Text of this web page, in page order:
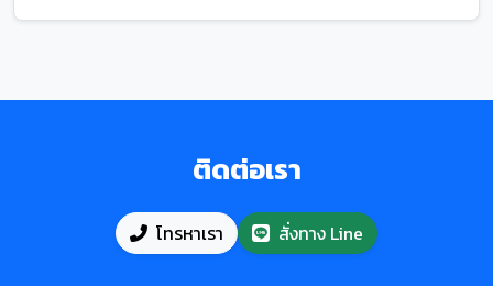
ติดต่อเรา
โทรหาเรา สั่งทาง Line